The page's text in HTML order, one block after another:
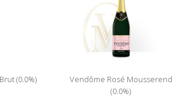
(0.0%)
Vendôme Rosé Mousserend
(0.0%)